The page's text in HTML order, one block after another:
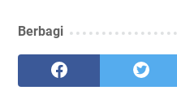
Berbagi